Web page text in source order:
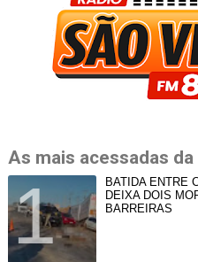
As mais acessadas
BATIDA ENTRE
DEIXA DOIS
BARREIRAS